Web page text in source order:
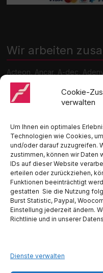
Cookie-
verwalten
Um Ihnen ein optimales
Technologien wie Cookies,
und/oder darauf zuzugreifen.
zustimmen, können wir Daten
IDs auf dieser Website
erteilen oder zurückziehen,
Funktionen beeinträchtigt
gestatten Sie die Nutzung
Burst Statistic, Paypal,
Einstellung jederzeit ändern.
Richtlinie und in unserer
Dienste verwalten
Wir arbeiten
Acteon, Ancar, A-dec,
Cattani, Chirana, DCI, Dürr,
Medentex, Melag,
Hygiene, Ritter, Satelec,
Ambident GmbH
Dental Geräte Handel und
Neumannstraße 3B
Fax.: 030 54 83 72 85